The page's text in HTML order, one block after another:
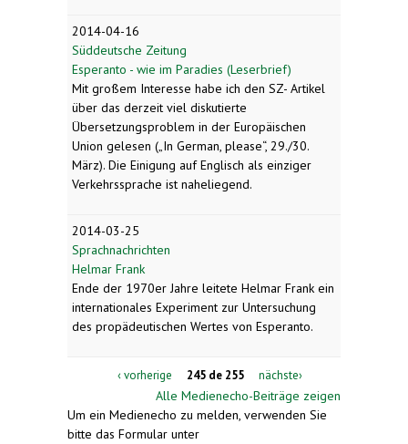
2014-04-16
Süddeutsche Zeitung
Esperanto - wie im Paradies (Leserbrief)
Mit großem Interesse habe ich den SZ- Artikel
über das derzeit viel diskutierte
Übersetzungsproblem in der Europäischen
Union gelesen („In German, please“, 29./30.
März). Die Einigung auf Englisch als einziger
Verkehrssprache ist naheliegend.
2014-03-25
Sprachnachrichten
Helmar Frank
Ende der 1970er Jahre leitete Helmar Frank ein
internationales Experiment zur Untersuchung
des propädeutischen Wertes von Esperanto.
‹ vorherige 245 de 255 nächste›
Alle Medienecho-Beiträge zeigen
Um ein Medienecho zu melden, verwenden Sie
bitte das Formular unter